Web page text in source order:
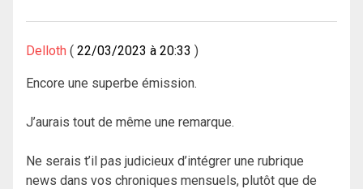
Delloth 22/03/2023 à 20:33
Encore une superbe émission.
J’aurais tout de même une remarque.
Ne serais t’il pas judicieux d’intégrer une rubrique
news dans vos chroniques mensuels, plutôt que de